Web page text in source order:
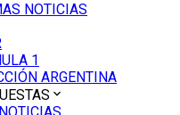
NOTICIAS
1
ARGENTINA